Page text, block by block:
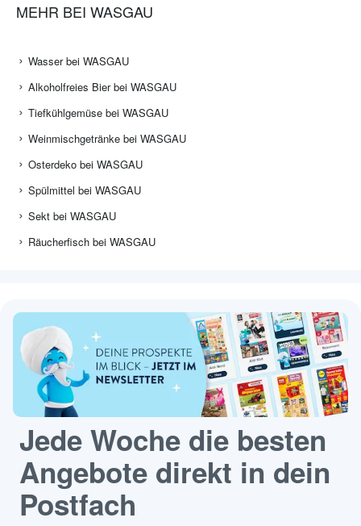
MEHR BEI WASGAU
Wasser bei WASGAU
Alkoholfreies Bier bei WASGAU
Tiefkühlgemüse bei WASGAU
Weinmischgetränke bei WASGAU
Osterdeko bei WASGAU
Spülmittel bei WASGAU
Sekt bei WASGAU
Räucherfisch bei WASGAU
Jede Woche die besten
Angebote direkt in dein
Postfach